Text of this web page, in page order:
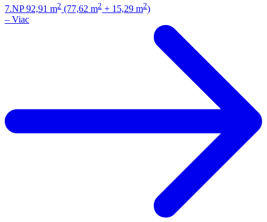
7.NP 92,91 m2 (77,62 m2 + 15,29 m2)
– Viac